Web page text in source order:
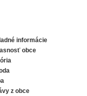
informácie
obce
z obce